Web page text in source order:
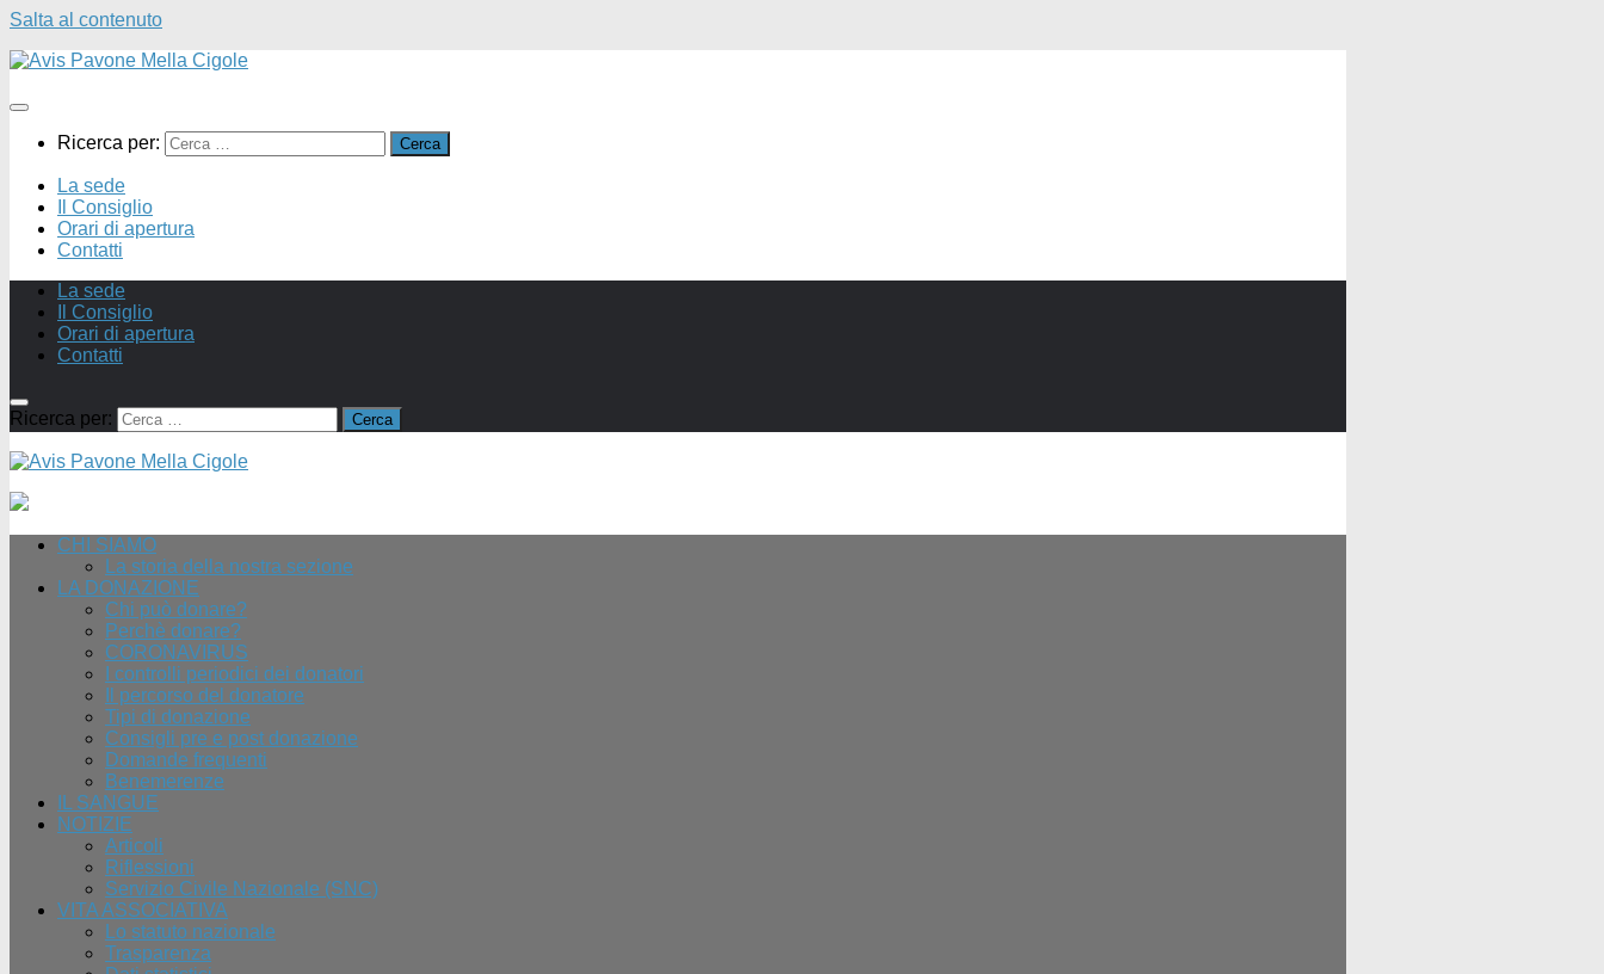
Salta al contenuto
Ricerca per:
La sede
Il Consiglio
Orari di apertura
Contatti
La sede
Il Consiglio
Orari di apertura
Contatti
Ricerca per:
CHI SIAMO
La storia della nostra sezione
LA DONAZIONE
Chi può donare?
Perchè donare?
CORONAVIRUS
I controlli periodici dei donatori
Il percorso del donatore
Tipi di donazione
Consigli pre e post donazione
Domande frequenti
Benemerenze
IL SANGUE
NOTIZIE
Articoli
Riflessioni
Servizio Civile Nazionale (SNC)
VITA ASSOCIATIVA
Lo statuto nazionale
Trasparenza